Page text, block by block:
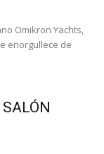
Omikron Yachts,
enorgullece de